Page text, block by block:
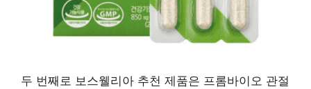
두 번째로 보스웰리아 추천 제품은 프롬바이오 관절